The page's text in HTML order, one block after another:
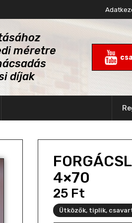
méretre
díjak
4×70
25 Ft
Ütközők, tiplik,